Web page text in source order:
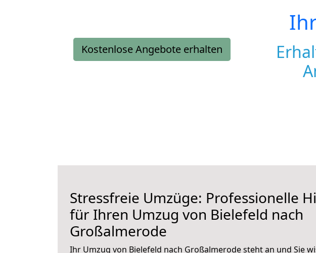
Kostenlose Angebote erhalten
Stressfreie Umzüge: Professionelle
für Ihren Umzug von Bielefeld nach
Großalmerode
Ihr Umzug von Bielefeld nach Großalmerode steht an und Sie